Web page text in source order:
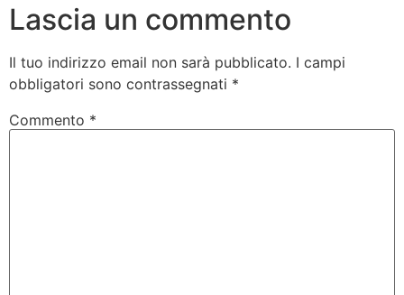
Lascia un commento
Il tuo indirizzo email non sarà pubblicato. I campi
obbligatori sono contrassegnati *
Commento *